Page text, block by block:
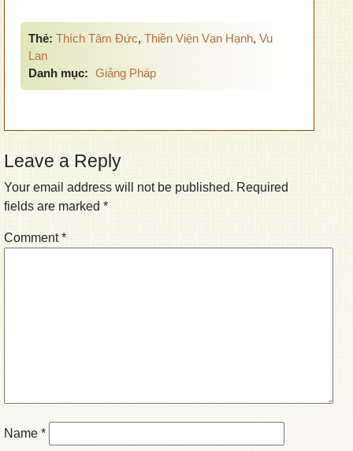
Thẻ: Thích Tâm Đức, Thiền Viện Vạn Hạnh, Vu
Lan
Danh mục: Giảng Pháp
Leave a Reply
Your email address will not be published. Required
fields are marked *
Comment*
Name *